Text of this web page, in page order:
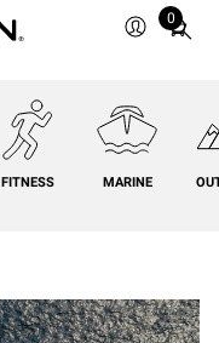
0
Total
FITNESS MARINE